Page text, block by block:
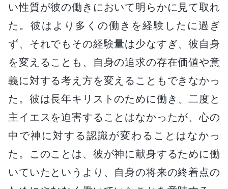
い性質が彼の働きにおいて明らかに見て取れ
た。彼はより多くの働きを経験したに過ぎ
ず、それでもその経験量は少なすぎ、彼自身
を変えることも、自身の追求の存在価値や意
義に対する考え方を変えることもできなかっ
た。彼は長年キリストのために働き、二度と
主イエスを迫害することはなかったが、心の
中で神に対する認識が変わることはなかっ
た。このことは、彼が神に献身するために働
いていたというより、自身の将来の終着点の